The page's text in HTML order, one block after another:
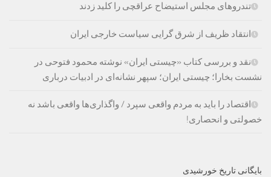
تندروهای مجلس استیضاح عراقچی را کلید زدند
انتقاد ظریف از شرق گرایی سیاست خارجی ایران
نقد و بررسی کتاب «چیستی ایران» نوشته محمود فتوحی در
نشست بخارا؛ چیستی ایران؛ سپهر نشانه‌ای در ادبیات درباری
اقتصاد را باید به مردم واقعی سپرد / واگذاری‌ها واقعی باشد نه
خصولتی و انحصاری!
بایگانی تاریخ خورشیدی